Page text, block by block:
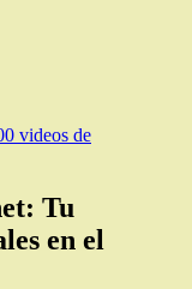
videos de
: Tu
en el